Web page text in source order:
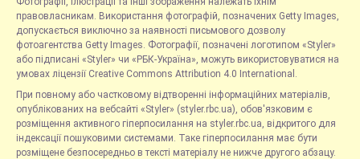
правовласникам. Використання фотографій, позначених Getty Images,
допускається виключно за наявності письмового дозволу
фотоагентства Getty Images. Фотографії, позначені логотипом «Styler»
або підписані «Styler» чи «РБК-Україна», можуть використовуватися на
умовах ліцензії Creative Commons Attribution 4.0 International.
При повному або частковому відтворенні інформаційних матеріалів,
опублікованих на вебсайті «Styler» (styler.rbc.ua), обов'язковим є
розміщення активного гіперпосилання на styler.rbc.ua, відкритого для
індексації пошуковими системами. Таке гіперпосилання має бути
розміщене безпосередньо в тексті матеріалу не нижче другого абзацу.